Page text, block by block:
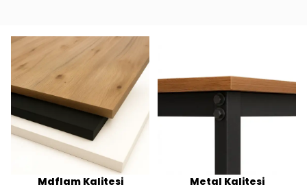
Mdflam Kalitesi Metal Kalitesi